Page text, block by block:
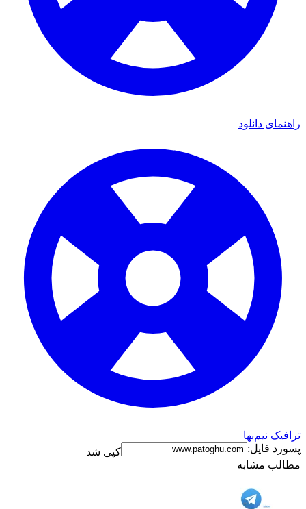
راهنمای دانلود
ترافیک نیم‌بها
پسورد فایل:
کپی شد
مطالب مشابه